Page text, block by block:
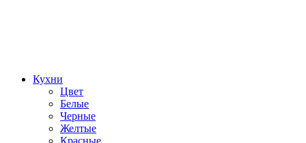
Кухни
Цвет
Белые
Черные
Желтые
Красные